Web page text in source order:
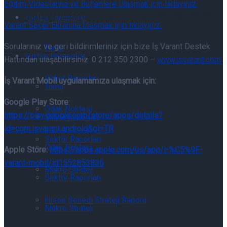
Yurtiçi Piyasalar
Tümü
Şirket Raporları
Odak Noktası
Sektör Raporları
Makro Strateji
Hisse Senedi Strateji Raporu
Günlük Açığa Satış Bilgileri 06/08/2026
Yurtiçi Piyasalar
Tümü
Şirket Raporları
Odak Noktası
Sektör Raporları
Makro Strateji
Eğitim Videolarına ve Bültenlere Ulaşmak için tıklayınız.
Varant Seçer Ekranına Ulaşmak için tıklayınız.
Sorularınız ve geri bildirimleriniz için bize İş Varant Destek
Hattından ulaşabilirsiniz. 0 212 350 2300 – www.isvarant.com
İş Varant Mobiluygulamamıza ulaşmak için:
Google Play Store:
https://play.google.com/store/apps/details?
id=com.isvarant.android&gl=TR
Apple Store: https://apps.apple.com/us/app/i-%C5%9F-
varant-mobil/id1552853836